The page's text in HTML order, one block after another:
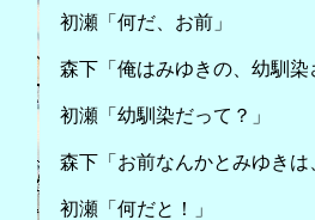
初瀬「何だ、お前」
森下「俺はみゆきの、幼馴染
初瀬「幼馴染だって？」
森下「お前なんかとみゆきは
初瀬「何だと！」